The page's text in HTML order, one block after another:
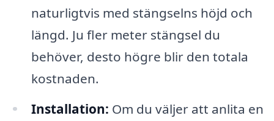
naturligtvis med stängselns höjd och
längd. Ju fler meter stängsel du
behöver, desto högre blir den totala
kostnaden.
Installation: Om du väljer att anlita en